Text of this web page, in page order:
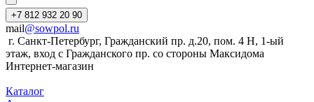
+7 812 932 20 90
mail@sowpol.ru
г. Санкт-Петербург, Гражданский пр. д.20, пом. 4 Н, 1-ый
этаж, вход с Гражданского пр. со стороны Максидома
Интернет-магазин
Каталог